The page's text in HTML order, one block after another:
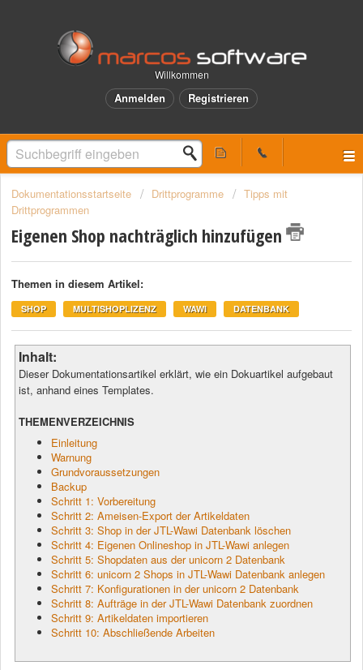
Willkommen
Anmelden Registrieren
Dokumentationsstartseite Drittprogramme
Tipps mit
Drittprogrammen
Eigenen Shop nachträglich hinzufügen
Themen in diesem Artikel:
SHOP MULTISHOPLIZENZ WAWI DATENBANK
Inhalt:
Dieser Dokumentationsartikel erklärt, wie ein Dokuartikel aufgebaut
ist, anhand eines Templates.
THEMENVERZEICHNIS
Einleitung
Warnung
Grundvoraussetzungen
Backup
Schritt 1: Vorbereitung
Schritt 2: Ameisen-Export der Artikeldaten
Schritt 3: Shop in der JTL-Wawi Datenbank löschen
Schritt 4: Eigenen Onlineshop in JTL-Wawi anlegen
Schritt 5: Shopdaten aus der unicorn 2 Datenbank
Schritt 6: unicorn 2 Shops in JTL-Wawi Datenbank anlegen
Schritt 7: Konfigurationen in der unicorn 2 Datenbank
Schritt 8: Aufträge in der JTL-Wawi Datenbank zuordnen
Schritt 9: Artikeldaten importieren
Schritt 10: Abschließende Arbeiten